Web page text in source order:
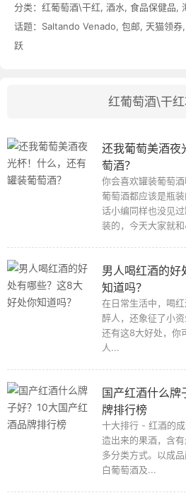
分类： 红葡萄酒\干红, 酒水, 食品保健品,
话题： Saltando Venado, 包邮, 天猫领券,
跃
红葡萄酒\干
还我葡萄美酒夜
萄酒？
你会喜欢罐装葡萄
葡萄酒都应该是瓶
话小编同样也没见
装的，今天大家就
男人喝红酒的好
知道吗？
在日常生活中，喝
醉人，还象征了小
还有这8大好处，你
人...
国产红酒什么牌
牌排行榜
十大排行 - 红酒的
造出来的果酒，含
多分类方式。以成
白葡萄酒及...